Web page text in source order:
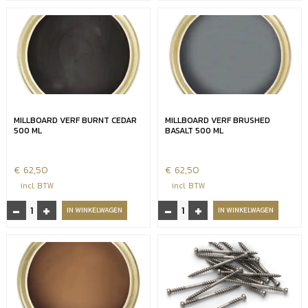
Embered
aantal
Vintage
aantal
MILLBOARD VERF BURNT CEDAR
500 ML
€ 62,50
incl. BTW
-
Millboard
verf
Cedar
500
ml
aantal
+ IN WINKELWAGEN
MILLBOARD VERF BRUSHED
BASALT 500 ML
€ 62,50
incl. BTW
-
Millboard
verf
aantal
+ IN WINKELWAGEN